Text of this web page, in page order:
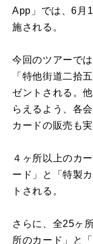
App」では、6月
施される。
今回のツアーで
「特他街道二拾
ゼントされる。
らえるよう、各
カードの販売も実
４ヶ所以上のカ
ード」と「特製
トされる。
さらに、全25ヶ
所のカード」と